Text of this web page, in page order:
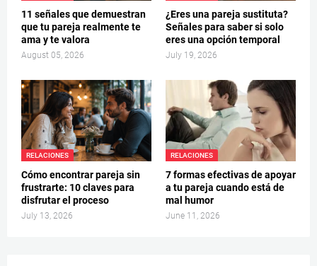
11 señales que demuestran
que tu pareja realmente te
ama y te valora
August 05, 2026
¿Eres una pareja sustituta?
Señales para saber si solo
eres una opción temporal
July 19, 2026
RELACIONES
Cómo encontrar pareja sin
frustrarte: 10 claves para
disfrutar el proceso
July 13, 2026
RELACIONES
7 formas efectivas de apoyar
a tu pareja cuando está de
mal humor
June 11, 2026